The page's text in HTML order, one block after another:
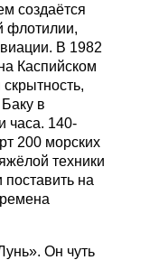
создаётся
флотилии,
В 1982
Каспийском
в
часа. 140-
200 морских
техники
на
Он чуть